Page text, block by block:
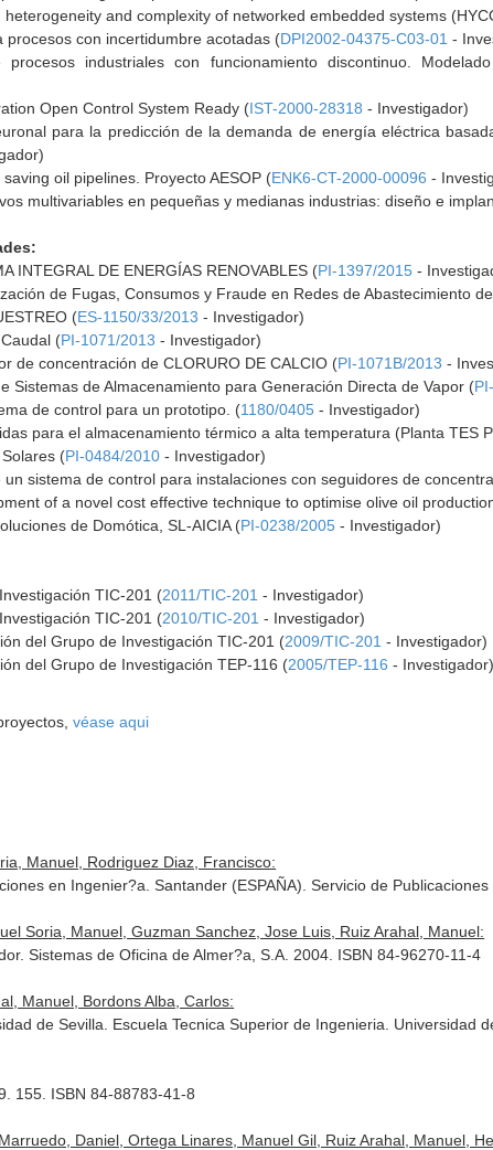
and complexity of networked embedded systems
procesos con incertidumbre acotadas (DPI2002-04375-C03-01 -
industriales con funcionamiento discontinuo.
Open Control System Ready (IST-2000-28318 - Investigador)
para la predicción de la demanda de energía eléctrica
oil pipelines. Proyecto AESOP (ENK6-CT-2000-00096 -
multivariables en pequeñas y medianas industrias: diseño e
INTEGRAL DE ENERGÍAS RENOVABLES (PI-1397/2015 -
de Fugas, Consumos y Fraude en Redes de Abastecimiento
(ES-1150/33/2013 - Investigador)
(PI-1071/2013 - Investigador)
de concentración de CLORURO DE CALCIO (PI-1071B/2013 -
Sistemas de Almacenamiento para Generación Directa de Vapor (
de control para un prototipo. (1180/0405 - Investigador)
para el almacenamiento térmico a alta temperatura (Planta TES
(PI-0484/2010 - Investigador)
un sistema de control para instalaciones con seguidores de
of a novel cost effective technique to optimise olive oil
de Domótica, SL-AICIA (PI-0238/2005 - Investigador)
TIC-201 (2011/TIC-201 - Investigador)
TIC-201 (2010/TIC-201 - Investigador)
del Grupo de Investigación TIC-201 (2009/TIC-201 - Investigador)
del Grupo de Investigación TEP-116 (2005/TEP-116 - Investigador)
véase aqui
Manuel, Rodriguez Diaz, Francisco:
en Ingenier?a. Santander (ESPAÑA). Servicio de
Soria, Manuel, Guzman Sanchez, Jose Luis, Ruiz Arahal, Manuel:
Sistemas de Oficina de Almer?a, S.A. 2004. ISBN 84-96270-11-4
Manuel, Bordons Alba, Carlos:
de Sevilla. Escuela Tecnica Superior de Ingenieria. Universidad
155. ISBN 84-88783-41-8
Daniel, Ortega Linares, Manuel Gil, Ruiz Arahal, Manuel,